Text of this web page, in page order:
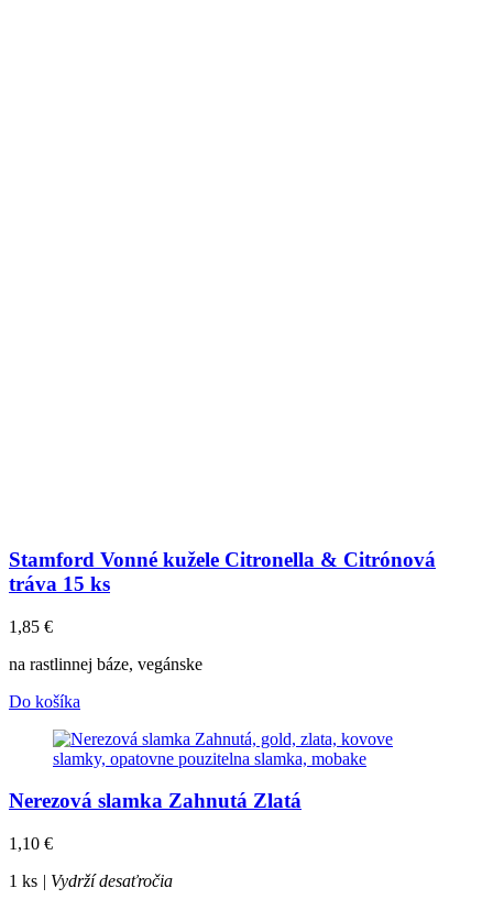
Stamford Vonné kužele Citronella & Citrónová
tráva 15 ks
1,85 €
na rastlinnej báze, vegánske
Do košíka
Nerezová slamka Zahnutá Zlatá
1,10 €
1 ks | Vydrží desaťročia